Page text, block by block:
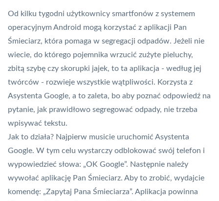
Od kilku tygodni użytkownicy smartfonów z systemem
operacyjnym Android mogą korzystać z aplikacji Pan
Śmieciarz, która pomaga w segregacji odpadów. Jeżeli nie
wiecie, do którego pojemnika wrzucić zużyte pieluchy,
zbitą szybę czy skorupki jajek, to ta aplikacja - według jej
twórców - rozwieje wszystkie wątpliwości. Korzysta z
Asystenta Google, a to zaleta, bo aby poznać odpowiedź na
pytanie, jak prawidłowo segregować odpady, nie trzeba
wpisywać tekstu.
Jak to działa? Najpierw musicie uruchomić Asystenta
Google. W tym celu wystarczy odblokować swój telefon i
wypowiedzieć słowa: „OK Google”. Następnie należy
wywołać aplikację Pan Śmieciarz. Aby to zrobić, wydajcie
komendę: „Zapytaj Pana Śmieciarza”. Aplikacja powinna